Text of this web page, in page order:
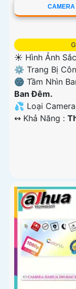
☀️ Hình Ảnh
⚙ Trang Bị
🌚 Tầm Nhìn
Ban Đêm.
💦 Loại Camera
️↭ Khả Năng :